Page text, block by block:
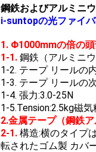
鋼鉄およびアルミニ
i-suntopの光ファイ
1. Φ1000mmの倍の
1-1. 鋼鉄（アルミニ
1-2. テープ リールの
1-3. テープ リールの
1-4. 張力:3.0-25N
1-5.Tension:2.5kg磁気
2.金属テープ（鋼鉄
2-1. 構造:横のタイプ
転されたゴム製 カバ